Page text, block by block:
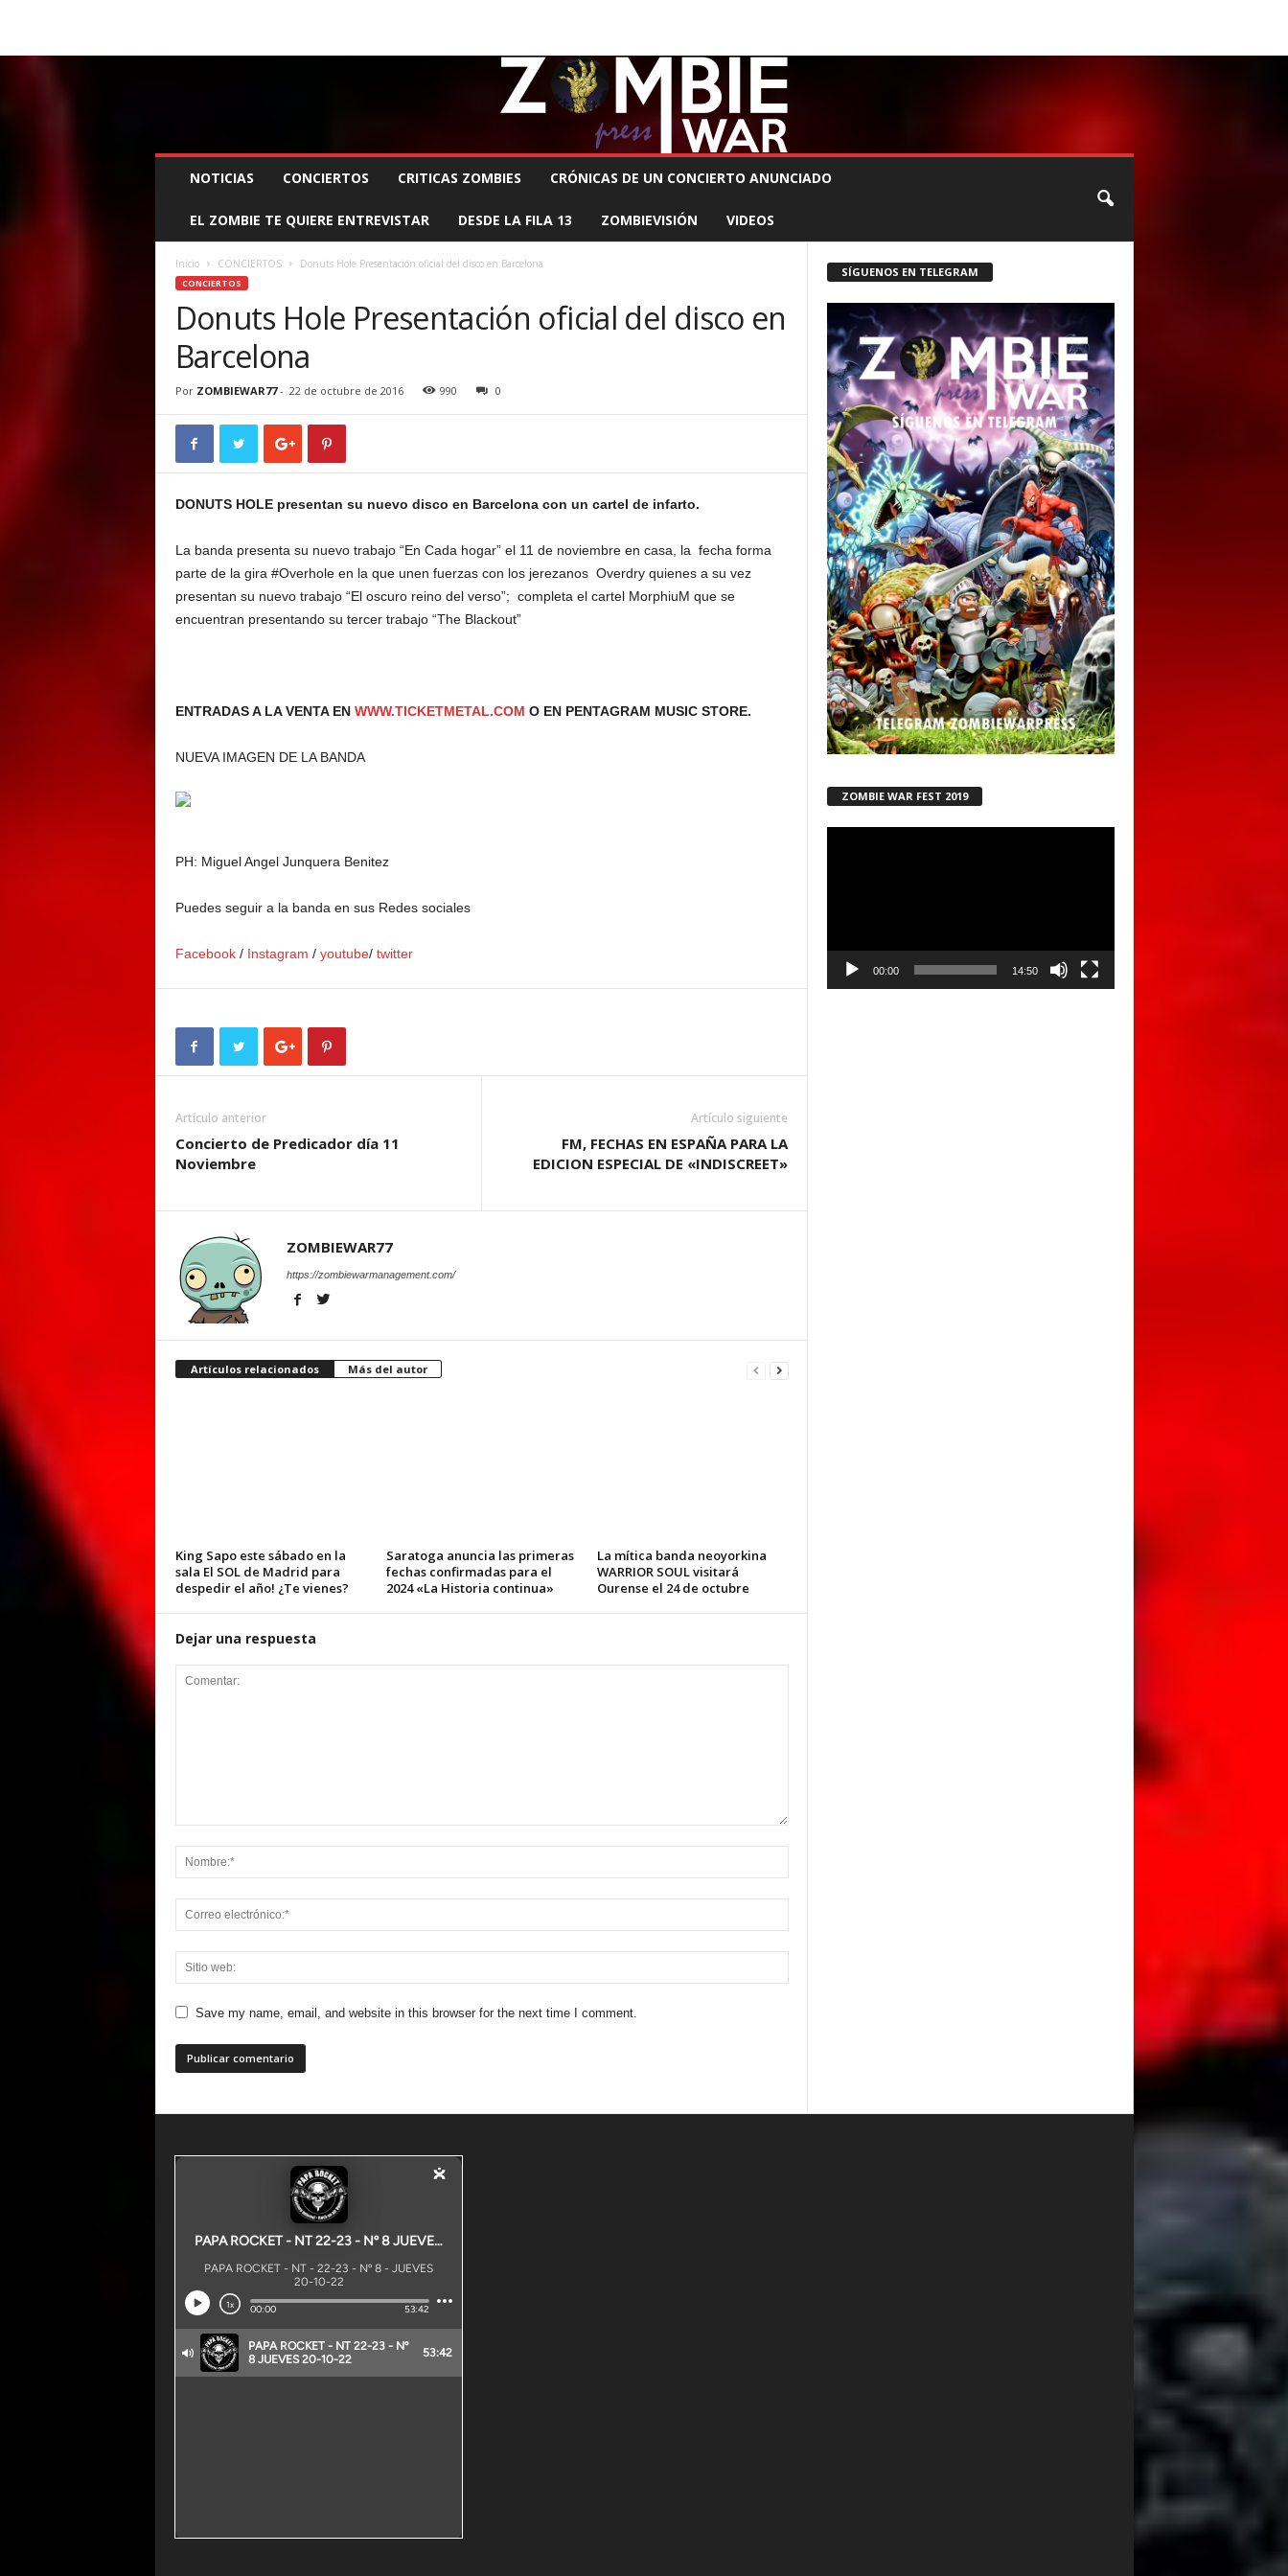
I
NOTICIAS CONCIERTOS CRITICAS ZOMBIES CRÓNICAS DE UN CONCIERTO ANUNCIADO
EL ZOMBIE TE QUIERE ENTREVISTAR DESDE LA FILA 13 ZOMBIEVISIÓN VIDEOS
Inicio CONCIERTOS Donuts Hole Presentación oficial del disco en Barcelona
CONCIERTOS
Donuts Hole Presentación oficial del disco en
Barcelona
Por ZOMBIEWAR77- 22 de octubre de 2016 990 0
DONUTS HOLE presentan su nuevo disco en Barcelona con un cartel de infarto.
La banda presenta su nuevo trabajo “En Cada hogar” el 11 de noviembre en casa, la fecha forma
parte de la gira #Overhole en la que unen fuerzas con los jerezanos Overdry quienes a su vez
presentan su nuevo trabajo “El oscuro reino del verso”; completa el cartel MorphiuM que se
encuentran presentando su tercer trabajo “The Blackout”
ENTRADAS A LA VENTA EN WWW.TICKETMETAL.COM O EN PENTAGRAM MUSIC STORE.
NUEVA IMAGEN DE LA BANDA
PH: Miguel Angel Junquera Benitez
Puedes seguir a la banda en sus Redes sociales
Facebook/Instagram / youtube/ twitter
Artículo anterior
Concierto de Predicador día 11
Noviembre
Artículo siguiente
FM, FECHAS EN ESPAÑA PARA LA
EDICION ESPECIAL DE «INDISCREET»
ZOMBIEWAR77
https://zombiewarmanagement.com/
Artículos relacionados Más del autor
King Sapo este sábado en la
sala El SOL de Madrid para
despedir el año! ¿Te vienes?
Saratoga anuncia las primeras
fechas confirmadas para el
2024 «La Historia continua»
La mítica banda neoyorkina
WARRIOR SOUL visitará
Ourense el 24 de octubre
Dejar una respuesta
Save my name, email, and website in this browser for the next time I comment.
SÍGUENOS EN TELEGRAM
ZOMBIE WAR FEST 2019
00:00 14:50